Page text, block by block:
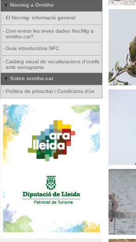
Nocmig a Ornitho
- El Nocmig- informació general
- Com entrar les teves dades NocMig a
ornitho.cat?
- Guia introductòria NFC
- Catàleg visual de vocalitzacions d'ocells
amb sonograma
Sobre ornitho.cat
- Política de privacitat i Condicions d'ús